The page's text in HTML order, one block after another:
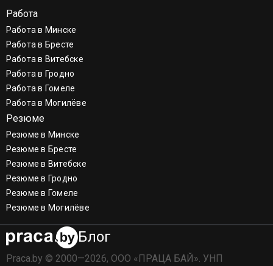
Работа
Работа в Минске
Работа в Бресте
Работа в Витебске
Работа в Гродно
Работа в Гомеле
Работа в Могилёве
Резюме
Резюме в Минске
Резюме в Бресте
Резюме в Витебске
Резюме в Гродно
Резюме в Гомеле
Резюме в Могилёве
Блог
Praca.by © 2000—2026, ООО «ПРАЦА БАЙ». УНП